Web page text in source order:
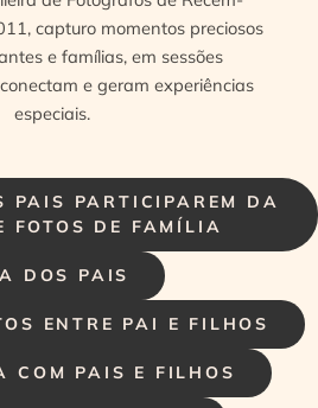
PAIS PARTICIPAREM DA
FOTOS DE FAMÍLIA
DOS PAIS
ENTRE PAI E FILHOS
COM PAIS E FILHOS
capturo momentos preciosos
e famílias, em sessões
e geram experiências
especiais.